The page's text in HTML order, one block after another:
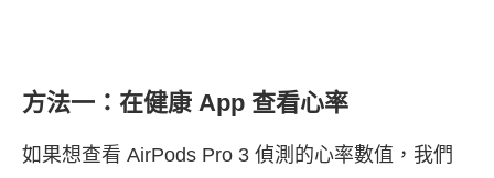
方法一：在健康 App 查看心率
如果想查看 AirPods Pro 3 偵測的心率數值，我們